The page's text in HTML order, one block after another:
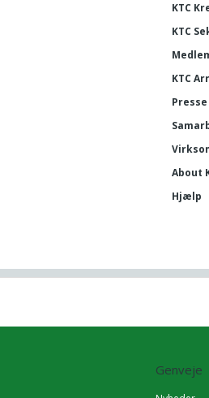
KTC
KTC
KTC
Presse
About
Hjælp
Genveje